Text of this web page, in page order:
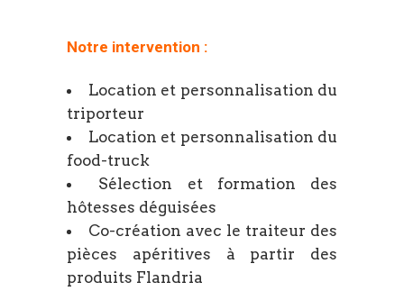
Notre intervention :
Location et personnalisation du
triporteur
Location et personnalisation du
food-truck
Sélection et formation des
hôtesses déguisées
Co-création avec le traiteur des
pièces apéritives à partir des
produits Flandria